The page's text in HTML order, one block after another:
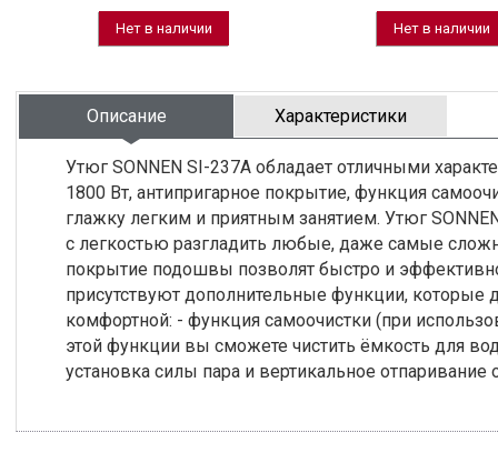
Нет в наличии Нет в наличии
Описание Характеристики
Утюг SONNEN SI-237A обладает отличными
1800 Вт, антипригарное покрытие, функция
глажку легким и приятным занятием. Утюг
с легкостью разгладить любые, даже самые
покрытие подошвы позволят быстро и
присутствуют дополнительные функции,
комфортной: - функция самоочистки (при
этой функции вы сможете чистить ёмкость для
установка силы пара и вертикальное отпаривание